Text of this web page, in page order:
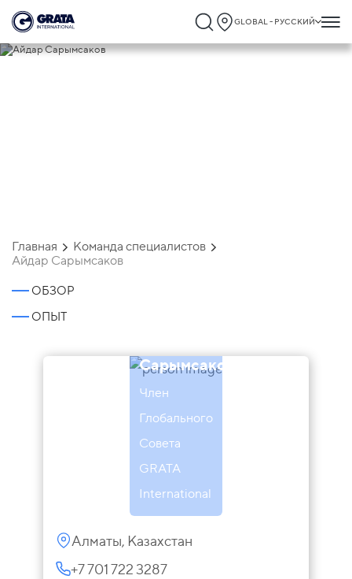
GLOBAL - РУССКИЙ
Главная
Команда специалистов
Айдар Сарымсаков
ОБЗОР
ОПЫТ
Сарымсаков
Член
Глобального
Совета
GRATA
International
Алматы, Казахстан
+7 701 722 3287